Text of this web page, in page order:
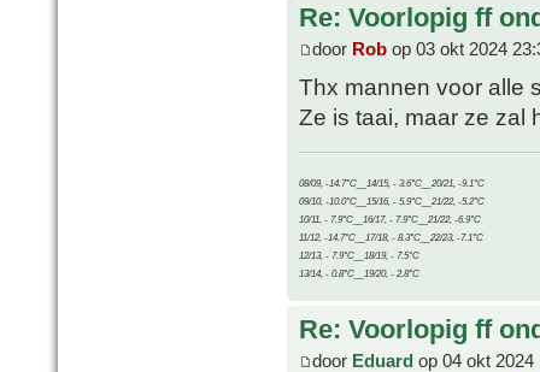
Re: Voorlopig ff
door Rob op 03 okt 2024
Thx mannen voor alle
Ze is taai, maar ze zal
08/09, -14.7°C__14/15, - 3.6°C__20/21, -9.1°C
09/10, -10.0°C__15/16, - 5.9°C__21/22, -5.2°C
10/11, - 7.9°C__16/17, - 7.9°C__21/22, -6.9°C
11/12, -14.7°C__17/18, - 8.3°C__22/23, -7.1°C
12/13, - 7.9°C__18/19, - 7.5°C
13/14, - 0.8°C__19/20, - 2.8°C
Re: Voorlopig ff
door Eduard op 04 okt 2024